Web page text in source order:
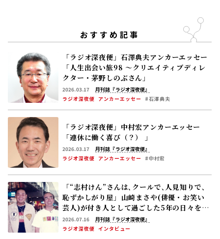
おすすめ記事
「ラジオ深夜便」石澤典夫アンカーエッセー
「人生出会い旅98 ～クリエイティブディレ
クター・茅野しのぶさん」
2026.03.17
月刊誌『ラジオ深夜便』
ラジオ深夜便 アンカーエッセー #石澤典夫
「ラジオ深夜便」中村宏アンカーエッセー
「連休に働く喜び（？） 」
2026.03.17
月刊誌『ラジオ深夜便』
ラジオ深夜便 アンカーエッセー #中村宏
「“志村けん”さんは､クールで､人見知りで､
恥ずかしがり屋」――山崎まさや(俳優・お笑い
芸人)が付き人として過ごした5年の日々を語
る
2026.07.16
月刊誌『ラジオ深夜便』
ラジオ深夜便 インタビュー